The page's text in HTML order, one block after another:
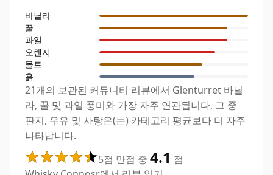
바닐라
꿀
과일
오렌지
몰트
흙
21개의 보관된 커뮤니티 리뷰에서 Glenturret 바닐
라, 꿀 및 과일 풍미와 가장 자주 연관됩니다, 그 중
판지, 우유 및 사탕은(는) 카테고리 평균보다 더 자주
나타납니다.
5점 만점 중 4.1 점